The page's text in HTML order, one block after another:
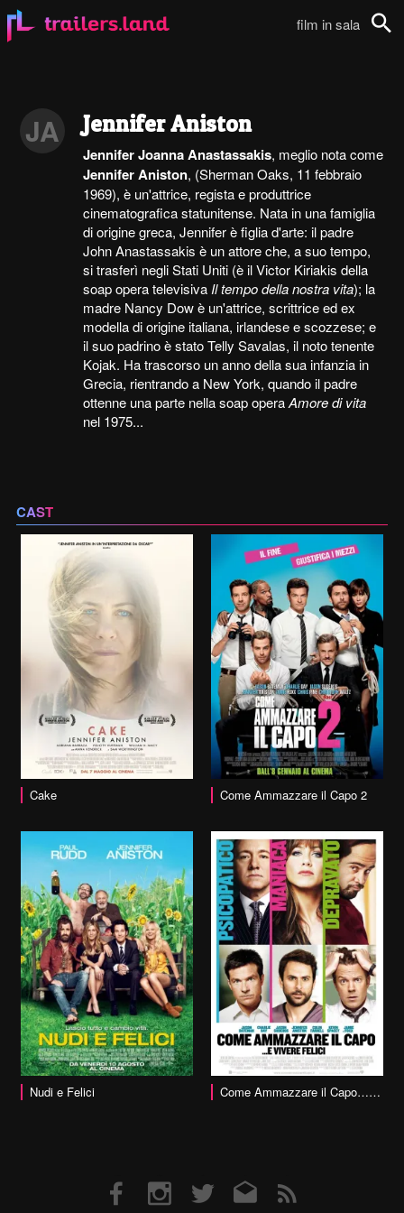
film in sala
JA Jennifer Aniston
Jennifer Joanna Anastassakis, meglio nota come
Jennifer Aniston, (Sherman Oaks, 11 febbraio
1969), è un'attrice, regista e produttrice
cinematografica statunitense. Nata in una famiglia
di origine greca, Jennifer è figlia d'arte: il padre
John Anastassakis è un attore che, a suo tempo,
si trasferì negli Stati Uniti (è il Victor Kiriakis della
soap opera televisiva Il tempo della nostra vita); la
madre Nancy Dow è un'attrice, scrittrice ed ex
modella di origine italiana, irlandese e scozzese; e
il suo padrino è stato Telly Savalas, il noto tenente
Kojak. Ha trascorso un anno della sua infanzia in
Grecia, rientrando a New York, quando il padre
ottenne una parte nella soap operaAmore di vita
nel 1975...
CAST
Cake Come Ammazzare il Capo 2
Nudi e Felici
vai alla scheda Come Ammazzare il Capo… e Vivere Felici